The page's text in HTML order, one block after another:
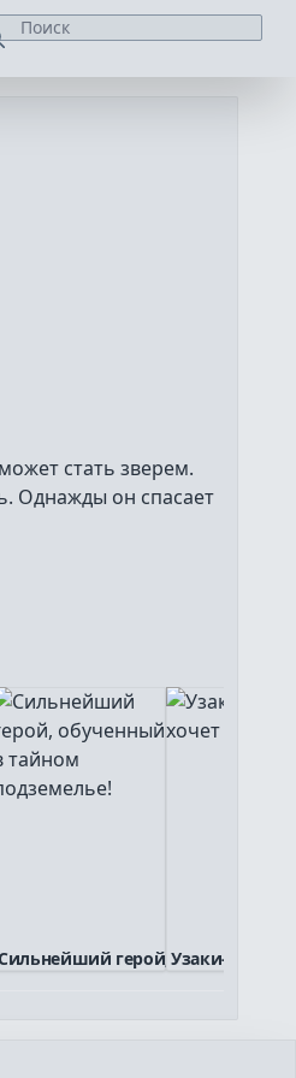
стать зверем.
Однажды он спасает
герой, о...Узаки-Чан